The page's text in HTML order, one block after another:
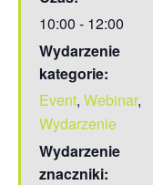
10:00 - 12:00
Wydarzenie
kategorie:
Event, Webinar,
Wydarzenie
Wydarzenie
znaczniki: